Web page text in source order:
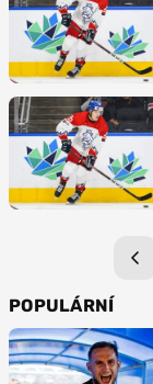
POPULÁRNÍ